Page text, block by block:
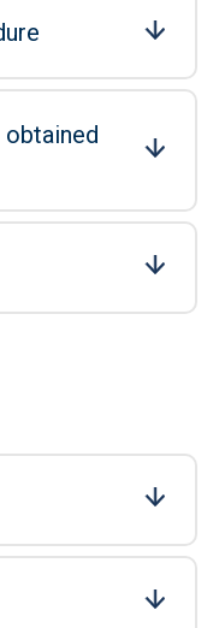
obtained